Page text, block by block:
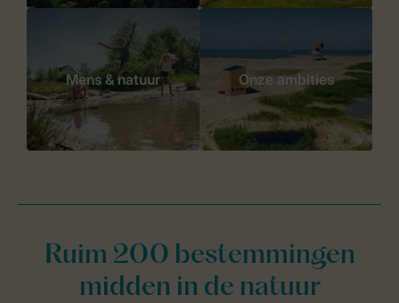
Mens & natuur Onze ambities
Ruim 200 bestemmingen
midden in de natuur